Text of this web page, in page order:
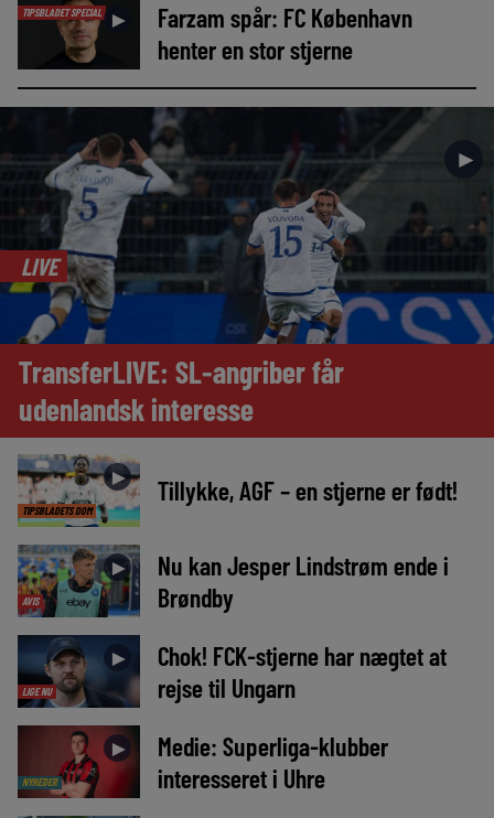
TIPSBLADET SPECIAL ►
Farzam spår: FC København
henter en stor stjerne
►
LIVE
TransferLIVE: SL-angriber får
udenlandsk interesse
TIPSBLADETS DOM
► Tillykke, AGF – en stjerne er født!
AVIS
►
Nu kan Jesper Lindstrøm ende i
Brøndby
LIGE NU
►
Chok! FCK-stjerne har nægtet at
rejse til Ungarn
NYHEDER
►
Medie: Superliga-klubber
interesseret i Uhre